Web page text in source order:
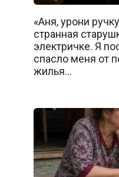
«Аня, урони
странная
электричке. Я
спасло меня от
жилья…